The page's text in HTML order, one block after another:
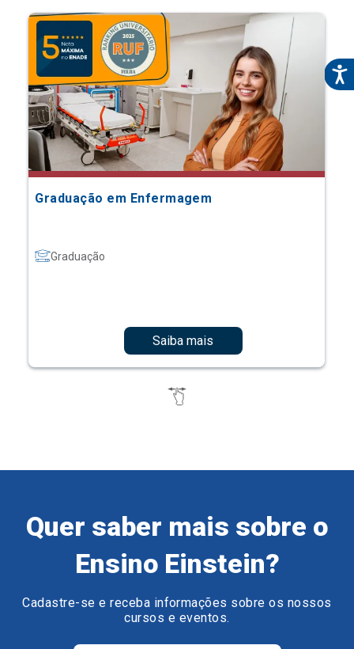
Graduação em Enfermagem
Graduação
Saiba mais
Quer saber mais sobre o
Ensino Einstein?
Cadastre-se e receba informações sobre os nossos
cursos e eventos.